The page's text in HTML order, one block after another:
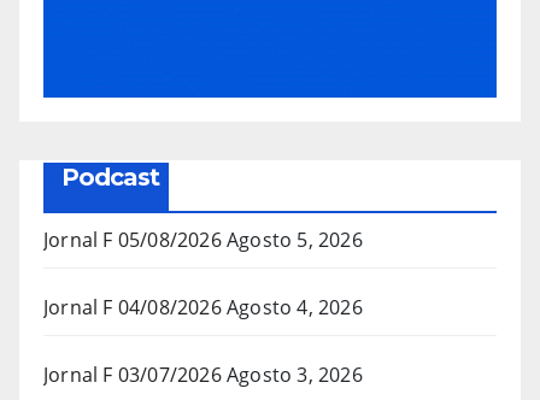
Podcast
Jornal F 05/08/2026Agosto 5, 2026
Jornal F 04/08/2026Agosto 4, 2026
Jornal F 03/07/2026Agosto 3, 2026